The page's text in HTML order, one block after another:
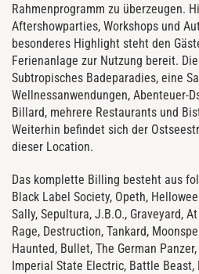
Rahmenprogramm zu überzeugen.
Aftershowparties, Workshops und
besonderes Highlight steht den
Ferienanlage zur Nutzung bereit.
Subtropisches Badeparadies, eine
Wellnessanwendungen, Abenteuer-
Billard, mehrere Restaurants und
Weiterhin befindet sich der
dieser Location.
Das komplette Billing besteht aus
Black Label Society, Opeth,
Sally, Sepultura, J.B.O., Graveyard,
Rage, Destruction, Tankard,
Haunted, Bullet, The German
Imperial State Electric, Battle Beast,